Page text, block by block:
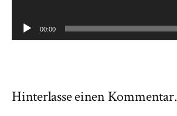
00:00
Hinterlasse einen Kommentar.